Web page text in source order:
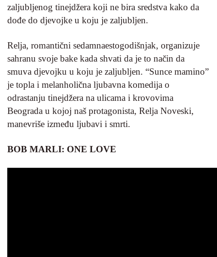
zaljubljenog tinejdžera koji ne bira sredstva kako da
dođe do djevojke u koju je zaljubljen.
Relja, romantični sedamnaestogodišnjak, organizuje
sahranu svoje bake kada shvati da je to način da
smuva djevojku u koju je zaljubljen. “Sunce mamino”
je topla i melanholična ljubavna komedija o
odrastanju tinejdžera na ulicama i krovovima
Beograda u kojoj naš protagonista, Relja Noveski,
manevriše između ljubavi i smrti.
BOB MARLI: ONE LOVE